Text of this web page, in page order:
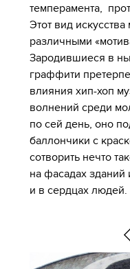
темперамента,
Этот вид
различными
Зародившиеся в
граффити
влияния хип-хоп
волнений среди
по сей день, оно
баллончики с
сотворить нечто
на фасадах
и в сердцах людей.